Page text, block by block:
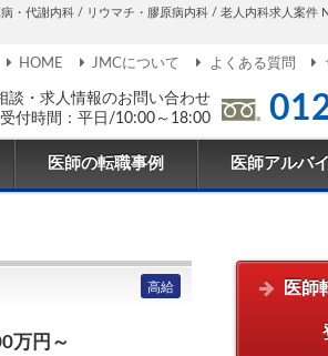
代謝内科 / リウマチ・膠原病内科 / 老人内科求人案件
談・求人情報のお問い合わせ
受付時間：平日/10:00～18:00
HOME JMCについて よくある質問
医師の転職事例 医師アルバ
高給
万円～
医師